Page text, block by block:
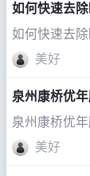
如何快速去
如何快速去
美好
泉州康桥优
泉州康桥优
美好